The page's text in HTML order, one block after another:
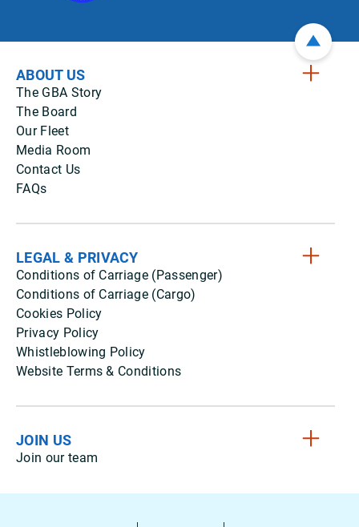
ABOUT US
The GBA Story
The Board
Our Fleet
Media Room
Contact Us
FAQs
LEGAL & PRIVACY
Conditions of Carriage (Passenger)
Conditions of Carriage (Cargo)
Cookies Policy
Privacy Policy
Whistleblowing Policy
Website Terms & Conditions
JOIN US
Join our team